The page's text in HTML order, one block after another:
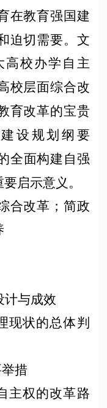
在教育强国建
迫切需要。文
高校办学自主
校层面综合改
育改革的宝贵
设规划纲要
全面构建自强
启示意义。
合改革；简政
计与成效
现状的总体判
措
主权的改革路